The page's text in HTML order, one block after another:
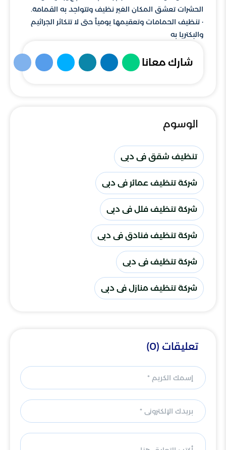
الحشرات تعشق المكان الغير نظيف وتتواجد به القمامة.
· تنظيف الحمامات وتعقيمها يومياً حتى لا تتكاثر الجراثيم
والبكتريا به
شارك معانا
الوسوم
تنظيف شقق فى دبى
شركة تنظيف عمائر فى دبى
شركة تنظيف فلل فى دبى
شركة تنظيف فنادق فى دبى
شركة تنظيف فى دبى
شركة تنظيف منازل فى دبى
تعليقات (0)